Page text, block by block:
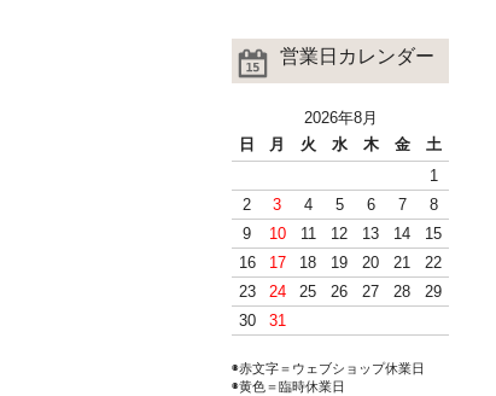
営業日カレンダー
2026年8月
日
月 火 水 木 金
土
1
2
3 4 5 6 7
8
9
10 11 12 13 14
15
16
17 18 19 20 21
22
23
24 25 26 27 28
29
30
31
◉赤文字＝ウェブショップ休業日
◉黄色＝臨時休業日